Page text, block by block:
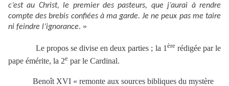
c’est au Christ, le premier des pasteurs, que j’aurai à rendre
compte des brebis confiées à ma garde. Je ne peux pas me taire
ni feindre l’ignorance. »
Le propos se divise en deux parties ; la 1èrerédigée par le
pape émérite, la 2e par le Cardinal.
Benoît XVI « remonte aux sources bibliques du mystère